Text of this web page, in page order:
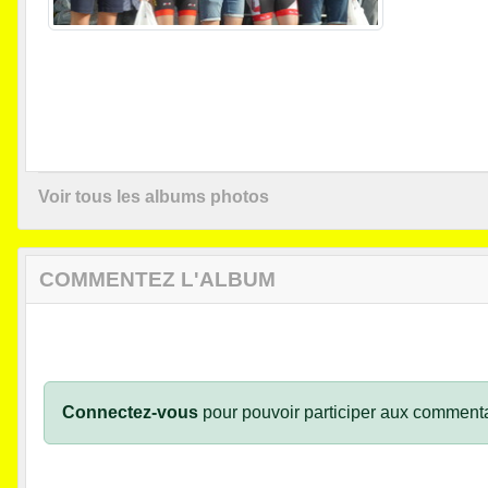
Voir tous les albums photos
COMMENTEZ L'ALBUM
Connectez-vous pour pouvoir participer aux